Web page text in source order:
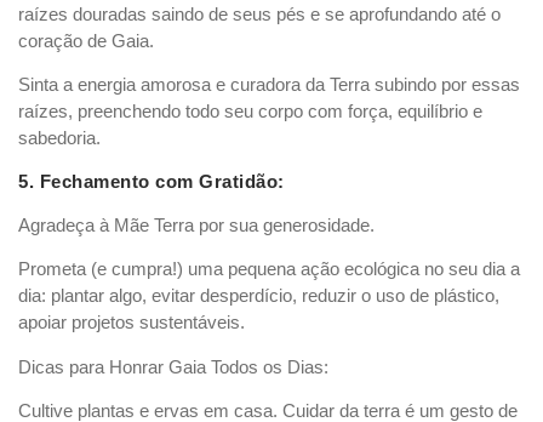
raízes douradas saindo de seus pés e se aprofundando até o
coração de Gaia.
Sinta a energia amorosa e curadora da Terra subindo por essas
raízes, preenchendo todo seu corpo com força, equilíbrio e
sabedoria.
5. Fechamento com Gratidão:
Agradeça à Mãe Terra por sua generosidade.
Prometa (e cumpra!) uma pequena ação ecológica no seu dia a
dia: plantar algo, evitar desperdício, reduzir o uso de plástico,
apoiar projetos sustentáveis.
Dicas para Honrar Gaia Todos os Dias:
Cultive plantas e ervas em casa. Cuidar da terra é um gesto de